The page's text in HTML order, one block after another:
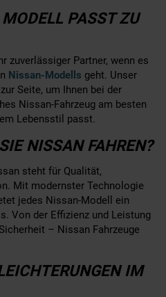
PASST ZU
zuverlässiger Partner, wenn es
Nissan-Modells geht. Unser
Seite, um Ihnen bei der
Nissan-Fahrzeug am besten
Lebensstil passt.
NISSAN FAHREN?
steht für Qualität,
Mit modernster Technologie
jedes Nissan-Modell ein
Von der Effizienz und Leistung
– Nissan Fahrzeuge
IM